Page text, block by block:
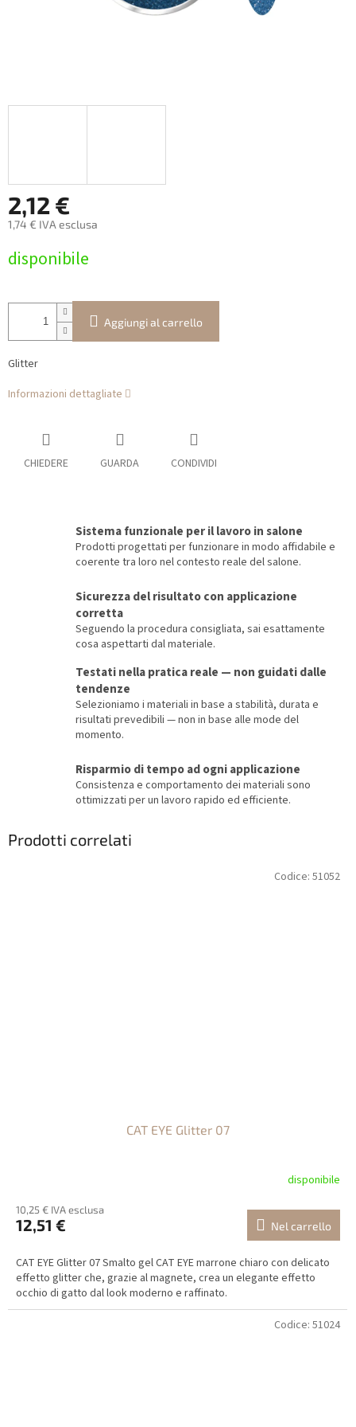
2,12 €
1,74 € IVA esclusa
della
disponibile
Aggiungi al carrello
Glitter
Informazioni dettagliate
CHIEDERE GUARDA CONDIVIDI
Sistema funzionale per il lavoro in salone
Prodotti progettati per funzionare in modo affidabile e
coerente tra loro nel contesto reale del salone.
Sicurezza del risultato con applicazione
corretta
Seguendo la procedura consigliata, sai esattamente
cosa aspettarti dal materiale.
Testati nella pratica reale — non guidati dalle
tendenze
Selezioniamo i materiali in base a stabilità, durata e
risultati prevedibili — non in base alle mode del
momento.
Risparmio di tempo ad ogni applicazione
Consistenza e comportamento dei materiali sono
ottimizzati per un lavoro rapido ed efficiente.
Prodotti correlati
CAT EYE Glitter 07
disponibile
10,25 € IVA esclusa
12,51 € Nel carrello
CAT EYE Glitter 07 Smalto gel CAT EYE marrone chiaro con delicato
effetto glitter che, grazie al magnete, crea un elegante effetto
occhio di gatto dal look moderno e raffinato.
Codice: 51052
Codice: 51024